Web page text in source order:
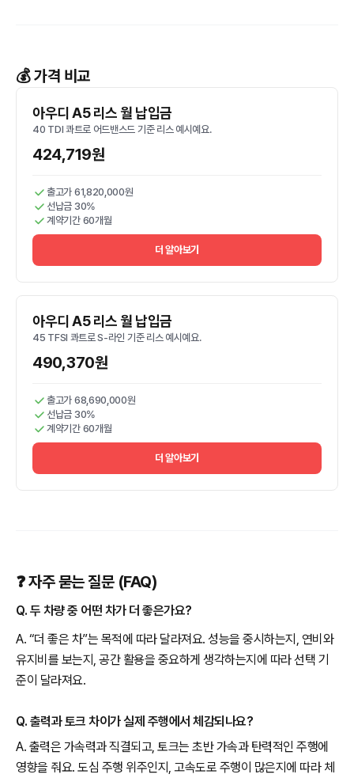
💰 가격 비교
아우디 A5 리스 월 납입금
40 TDI 콰트로 어드밴스드 기준 리스 예시예요.
424,719원
출고가 61,820,000원
선납금 30%
계약기간 60개월
더 알아보기
아우디 A5 리스 월 납입금
45 TFSI 콰트로 S-라인 기준 리스 예시예요.
490,370원
출고가 68,690,000원
선납금 30%
계약기간 60개월
더 알아보기
❓ 자주 묻는 질문 (FAQ)
Q. 두 차량 중 어떤 차가 더 좋은가요?
A. “더 좋은 차”는 목적에 따라 달라져요. 성능을 중시하는지, 연비와
유지비를 보는지, 공간 활용을 중요하게 생각하는지에 따라 선택 기
준이 달라져요.
Q. 출력과 토크 차이가 실제 주행에서 체감되나요?
A. 출력은 가속력과 직결되고, 토크는 초반 가속과 탄력적인 주행에
영향을 줘요. 도심 주행 위주인지, 고속도로 주행이 많은지에 따라 체